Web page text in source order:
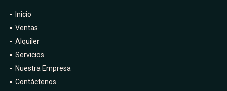
Inicio
Ventas
Alquiler
Servicios
Nuestra Empresa
Contáctenos